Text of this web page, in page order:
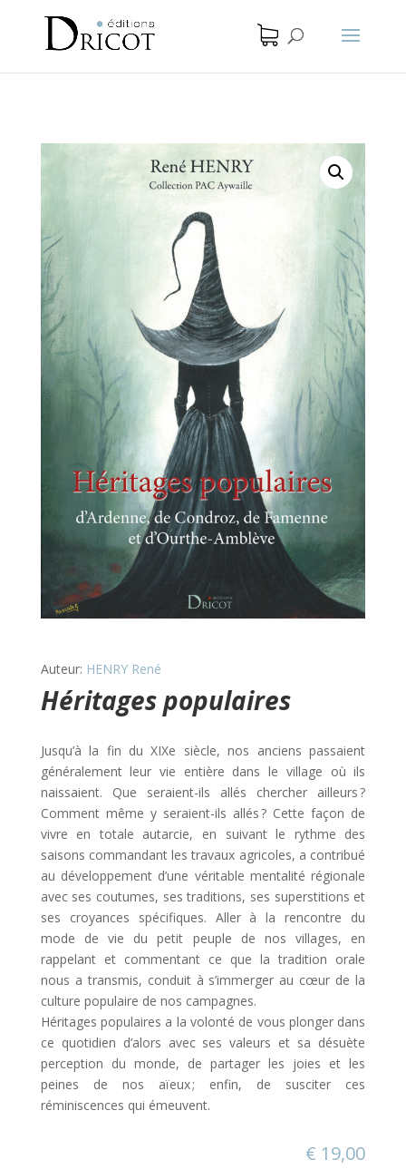
Auteur: HENRY René
Héritages populaires
Jusqu’à la fin du XIXe siècle, nos anciens passaient
généralement leur vie entière dans le village où ils
naissaient. Que seraient-ils allés chercher ailleurs ?
Comment même y seraient-ils allés ? Cette façon de
vivre en totale autarcie, en suivant le rythme des
saisons commandant les travaux agricoles, a contribué
au développement d’une véritable mentalité régionale
avec ses coutumes, ses traditions, ses superstitions et
ses croyances spécifiques. Aller à la rencontre du
mode de vie du petit peuple de nos villages, en
rappelant et commentant ce que la tradition orale
nous a transmis, conduit à s’immerger au cœur de la
culture populaire de nos campagnes.
Héritages populaires a la volonté de vous plonger dans
ce quotidien d’alors avec ses valeurs et sa désuète
perception du monde, de partager les joies et les
peines de nos aïeux ; enfin, de susciter ces
réminiscences qui émeuvent.
€ 19,00